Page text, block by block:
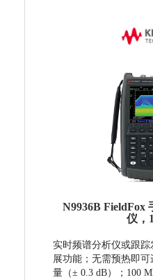
N9936B FieldFox
仪，
实时频谱分析仪或跟
展功能；无需预热即
量（± 0.3 dB）；100